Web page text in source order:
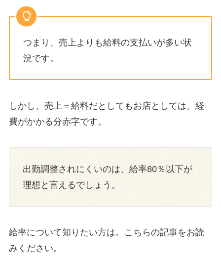
つまり、売上よりも給料の支払いが多い状
況です。
しかし、売上＝給料だとしてもお店としては、経
費がかかる分赤字です。
出勤調整されにくいのは、給率80％以下が
理想と言えるでしょう。
給率について知りたい方は。こちらの記事をお読
みください。